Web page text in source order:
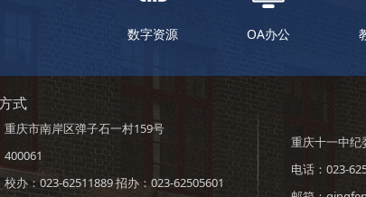
数字资源 OA办公
式
重庆市南岸区弹子石一村159号
400061
校办：023-62511889 招办：023-62505601
重庆十一中纪
电话：023-